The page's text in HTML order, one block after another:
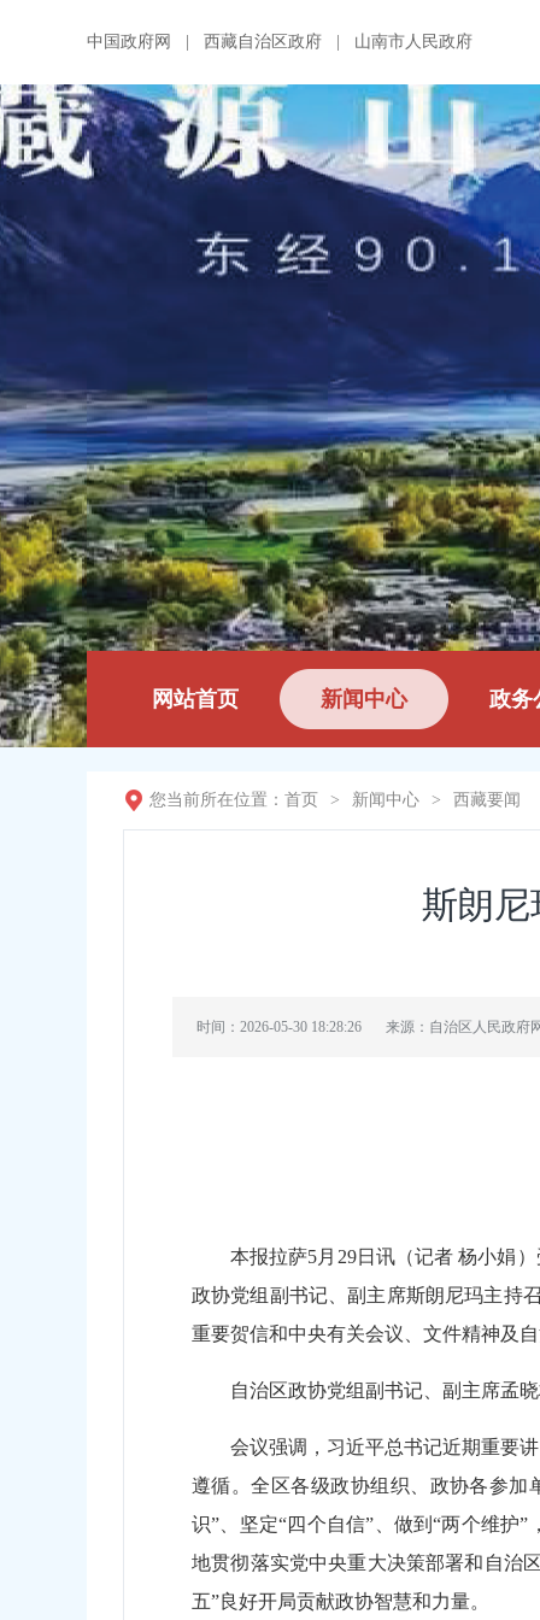
中国政府网 西藏自治区政府 山南市人民政府
网站首页 新闻中心 政务
您当前所在位置： 首页 > 新闻中心 > 西藏要闻
斯朗尼
时间：2026-05-30 18:28:26 来源：自治区人民政府
本报拉萨5月29日讯（记者 杨小娟
政协党组副书记、副主席斯朗尼玛主持
重要贺信和中央有关会议、文件精神及
自治区政协党组副书记、副主席孟
会议强调，习近平总书记近期重要
遵循。全区各级政协组织、政协各参加
识”、坚定“四个自信”、做到“两个维护
地贯彻落实党中央重大决策部署和自治
五”良好开局贡献政协智慧和力量。